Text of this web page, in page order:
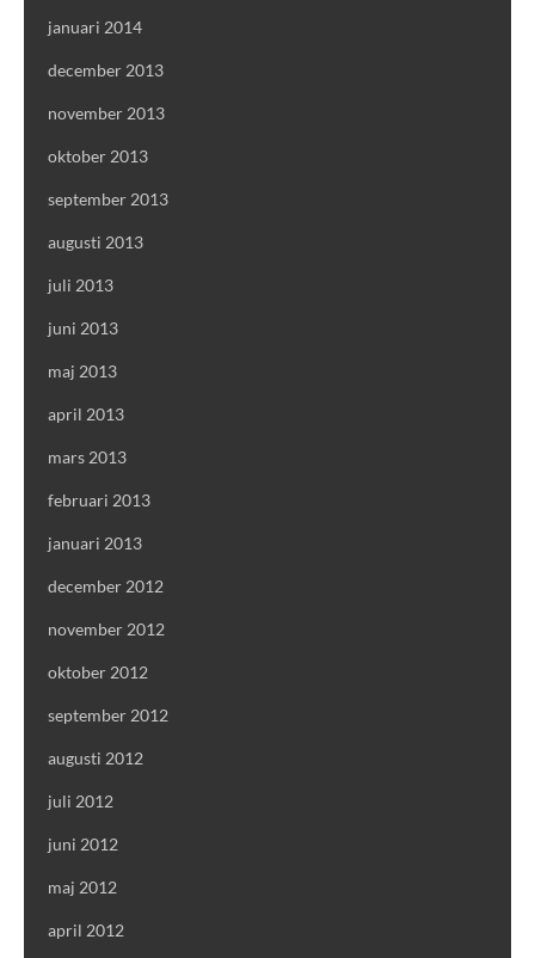
januari 2014
december 2013
november 2013
oktober 2013
september 2013
augusti 2013
juli 2013
juni 2013
maj 2013
april 2013
mars 2013
februari 2013
januari 2013
december 2012
november 2012
oktober 2012
september 2012
augusti 2012
juli 2012
juni 2012
maj 2012
april 2012